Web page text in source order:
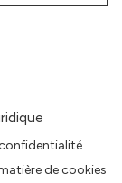
de cookies